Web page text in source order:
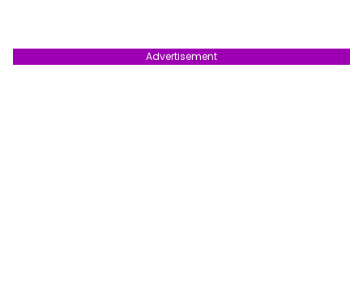
Advertisement